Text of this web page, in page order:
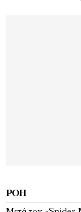
ΡΟΉ